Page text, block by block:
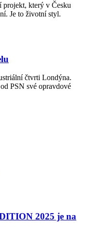
projekt, který v Česku
Je to životní styl.
čtvrti Londýna.
PSN své opravdové
2025 je na